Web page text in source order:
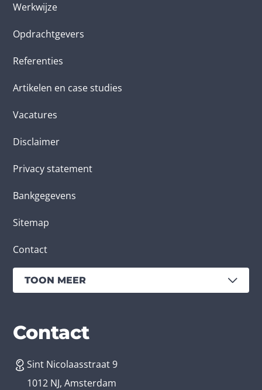
Werkwijze
Opdrachtgevers
Referenties
Artikelen en case studies
Vacatures
Disclaimer
Privacy statement
Bankgegevens
Sitemap
Contact
TOON MEER
Diensten
App laten maken
Branches
Bedrijfsapp
Contact
Sint Nicolaasstraat 9
1012 NJ, Amsterdam